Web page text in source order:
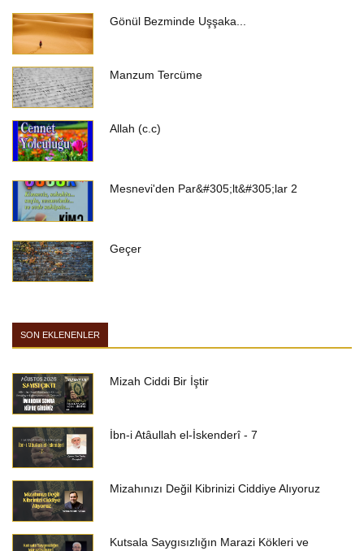
Gönül Bezminde Uşşaka...
Manzum Tercüme
Allah (c.c)
Mesnevi'den Par&#305;lt&#305;lar 2
Geçer
SON EKLENENLER
Mizah Ciddi Bir İştir
İbn-i Atâullah el-İskenderî - 7
Mizahınızı Değil Kibrinizi Ciddiye Alıyoruz
Kutsala Saygısızlığın Marazi Kökleri ve